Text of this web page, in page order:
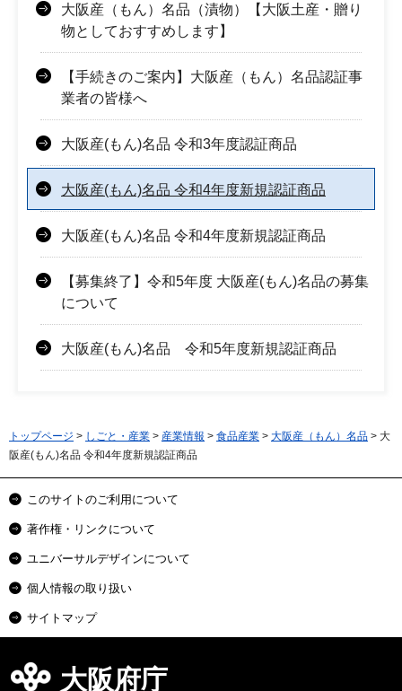
大阪産（もん）名品（漬物）【大阪土産・贈り
物としておすすめします】
【手続きのご案内】大阪産（もん）名品認証事
業者の皆様へ
大阪産(もん)名品 令和3年度認証商品
大阪産(もん)名品 令和4年度新規認証商品
大阪産(もん)名品 令和4年度新規認証商品
【募集終了】令和5年度 大阪産(もん)名品の募集
について
大阪産(もん)名品 令和5年度新規認証商品
トップページ > しごと・産業 > 産業情報 > 食品産業 > 大阪産（もん）名品 > 大
阪産(もん)名品 令和4年度新規認証商品
このサイトのご利用について
著作権・リンクについて
ユニバーサルデザインについて
個人情報の取り扱い
サイトマップ
大阪府庁